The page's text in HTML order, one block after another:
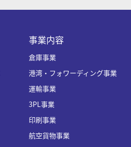
事業内容
倉庫事業
港湾・フォワーディング事業
運輸事業
3PL事業
印刷事業
航空貨物事業